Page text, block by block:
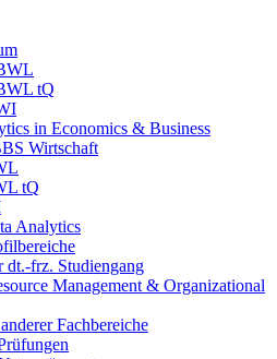
tQ
in Economics & Business
Wirtschaft
tQ
Analytics
dt.-frz. Studiengang
Management & Organizational
Fachbereiche